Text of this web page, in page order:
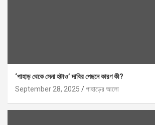
‘পাহাড় থেকে সেনা হটাও’ দাবির পেছনে কারণ কী?
September 28, 2025
পাহাড়ের আলো